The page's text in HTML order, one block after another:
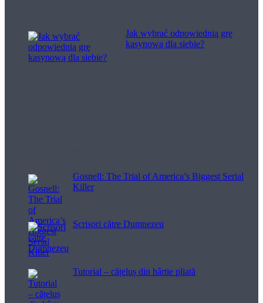
Jak wybrać odpowiednią grę
kasynową dla siebie?
Gosnell: The Trial of America’s Biggest Serial
Killer
Scrisori către Dumnezeu
Tutorial – cățeluș din hârtie pliată